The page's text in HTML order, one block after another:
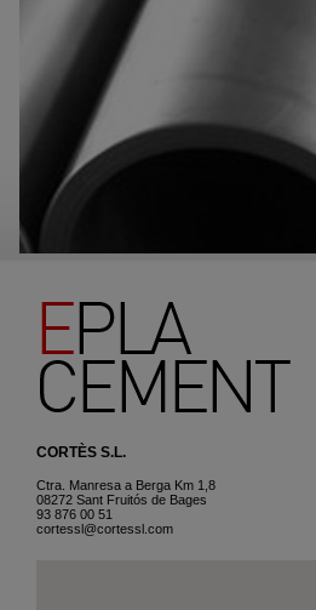
CORTÈS S.L.
Ctra. Manresa a Berga Km 1,8
08272 Sant Fruitós de Bages
93 876 00 51
cortessl@cortessl.com